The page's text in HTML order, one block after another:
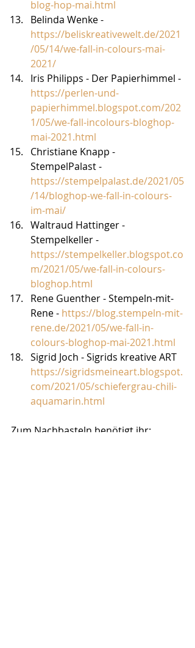
blog-hop-mai.html
Belinda Wenke -
https://beliskreativewelt.de/2021
/05/14/we-fall-in-colours-mai-
2021/
Iris Philipps - Der Papierhimmel -
https://perlen-und-
papierhimmel.blogspot.com/202
1/05/we-fall-incolours-bloghop-
mai-2021.html
Christiane Knapp -
StempelPalast -
https://stempelpalast.de/2021/05
/14/bloghop-we-fall-in-colours-
im-mai/
Waltraud Hattinger -
Stempelkeller -
https://stempelkeller.blogspot.co
m/2021/05/we-fall-in-colours-
bloghop.html
Rene Guenther - Stempeln-mit-
Rene - https://blog.stempeln-mit-
rene.de/2021/05/we-fall-in-
colours-bloghop-mai-2021.html
Sigrid Joch - Sigrids kreative ART
https://sigridsmeineart.blogspot.
com/2021/05/schiefergrau-chili-
aquamarin.html
Zum Nachbasteln benötigt ihr: